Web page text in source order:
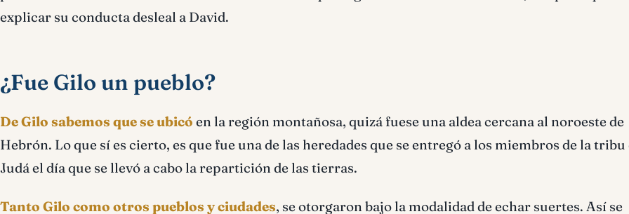
explicar su conducta desleal a David.
¿Fue Gilo un pueblo?
De Gilo sabemos que se ubicó en la región montañosa, quizá fuese una aldea cercana al noroeste de
Hebrón. Lo que sí es cierto, es que fue una de las heredades que se entregó a los miembros de la tribu
Judá el día que se llevó a cabo la repartición de las tierras.
Tanto Gilo como otros pueblos y ciudades, se otorgaron bajo la modalidad de echar suertes. Así se